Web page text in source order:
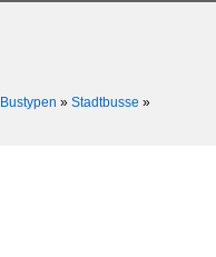
Bustypen » Stadtbusse »